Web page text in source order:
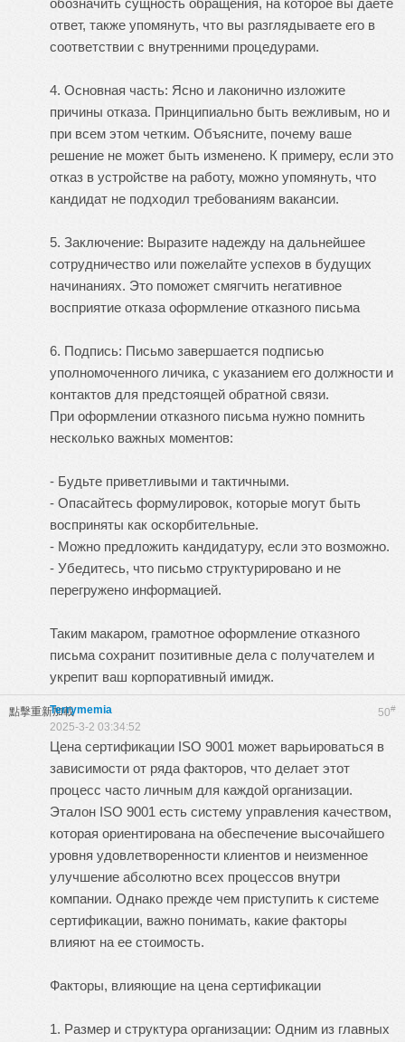
обозначить сущность обращения, на которое вы даете
ответ, также упомянуть, что вы разглядываете его в
соответствии с внутренними процедурами.
4. Основная часть: Ясно и лаконично изложите
причины отказа. Принципиально быть вежливым, но и
при всем этом четким. Объясните, почему ваше
решение не может быть изменено. К примеру, если это
отказ в устройстве на работу, можно упомянуть, что
кандидат не подходил требованиям вакансии.
5. Заключение: Выразите надежду на дальнейшее
сотрудничество или пожелайте успехов в будущих
начинаниях. Это поможет смягчить негативное
восприятие отказа оформление отказного письма
6. Подпись: Письмо завершается подписью
уполномоченного личика, с указанием его должности и
контактов для предстоящей обратной связи.
При оформлении отказного письма нужно помнить
несколько важных моментов:
- Будьте приветливыми и тактичными.
- Опасайтесь формулировок, которые могут быть
восприняты как оскорбительные.
- Можно предложить кандидатуру, если это возможно.
- Убедитесь, что письмо структурировано и не
перегружено информацией.
Таким макаром, грамотное оформление отказного
письма сохранит позитивные дела с получателем и
укрепит ваш корпоративный имидж.
點擊重新加載 50#
Terrymemia
2025-3-2 03:34:52
Цена сертификации ISO 9001 может варьироваться в
зависимости от ряда факторов, что делает этот
процесс часто личным для каждой организации.
Эталон ISO 9001 есть систему управления качеством,
которая ориентирована на обеспечение высочайшего
уровня удовлетворенности клиентов и неизменное
улучшение абсолютно всех процессов внутри
компании. Однако прежде чем приступить к системе
сертификации, важно понимать, какие факторы
влияют на ее стоимость.
Факторы, влияющие на цена сертификации
1. Размер и структура организации: Одним из главных